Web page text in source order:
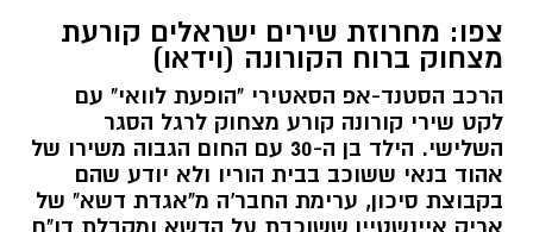
צפו: מחרוזת שירים ישראלים קורעת
מצחוק ברוח הקורונה (וידאו)
הרכב הסטנד-אפ הסאטירי "הופעת לוואי" עם
לקט שירי קורונה קורע מצחוק לרגל הסגר
השלישי. הילד בן ה-30 עם החום הגבוה משירו של
אהוד בנאי ששוכב בבית הוריו ולא יודע שהם
בקבוצת סיכון, ערימת החבר'ה מ"אגדת דשא" של